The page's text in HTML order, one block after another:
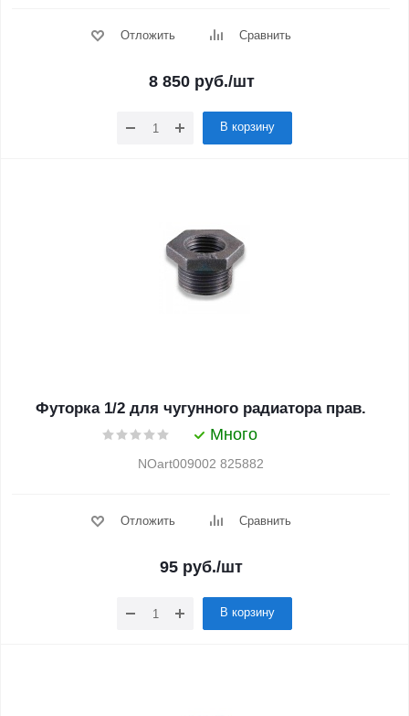
Отложить Сравнить
8 850руб./шт
В корзину
Футорка 1/2 для чугунного радиатора прав.
Много
NOart009002 825882
Отложить Сравнить
95 руб./шт
В корзину